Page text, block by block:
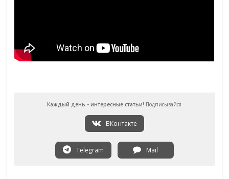
Каждый день - интересные статьи! Подписывайся
ВКонтакте
Telegram Mail